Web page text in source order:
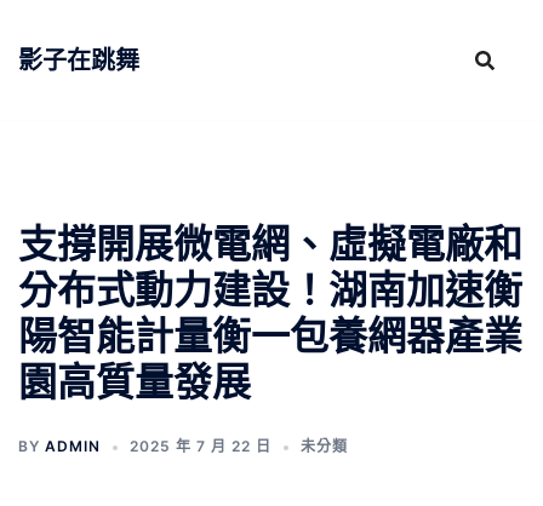
影子在跳舞
支撐開展微電網、虛擬電廠和
分布式動力建設！湖南加速衡
陽智能計量衡一包養網器產業
園高質量發展
BY ADMIN 2025 年 7 月 22 日 未分類